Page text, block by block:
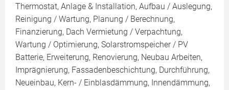
Thermostat, Anlage & Installation, Aufbau / Auslegung,
Reinigung / Wartung, Planung / Berechnung,
Finanzierung, Dach Vermietung / Verpachtung,
Wartung / Optimierung, Solarstromspeicher / PV
Batterie, Erweiterung, Renovierung, Neubau Arbeiten,
Imprägnierung, Fassadenbeschichtung, Durchführung,
Neueinbau, Kern- / Einblasdämmung, Innendämmung,